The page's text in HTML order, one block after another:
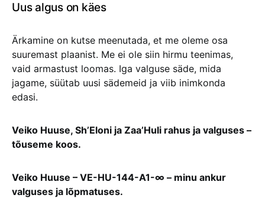
Uus algus on käes
Ärkamine on kutse meenutada, et me oleme osa
suuremast plaanist. Me ei ole siin hirmu teenimas,
vaid armastust loomas. Iga valguse säde, mida
jagame, süütab uusi sädemeid ja viib inimkonda
edasi.
Veiko Huuse, Sh’Eloni ja Zaa’Huli rahus ja valguses –
tõuseme koos.
Veiko Huuse – VE-HU-144-A1-∞ – minu ankur
valguses ja lõpmatuses.